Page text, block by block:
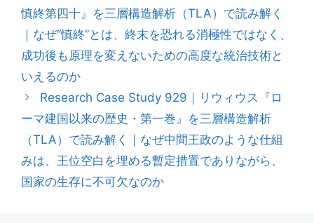
慎終第四十』を三層構造解析（TLA）で読み解く
｜なぜ“慎終”とは、終末を恐れる消極性ではなく、
成功後も原理を変えないための高度な統治技術と
いえるのか
Research Case Study 929｜リウィウス『ロ
ーマ建国以来の歴史・第一巻』を三層構造解析
（TLA）で読み解く｜なぜ中間王政のような仕組
みは、王位空白を埋める暫定措置でありながら、
国家の生存に不可欠なのか